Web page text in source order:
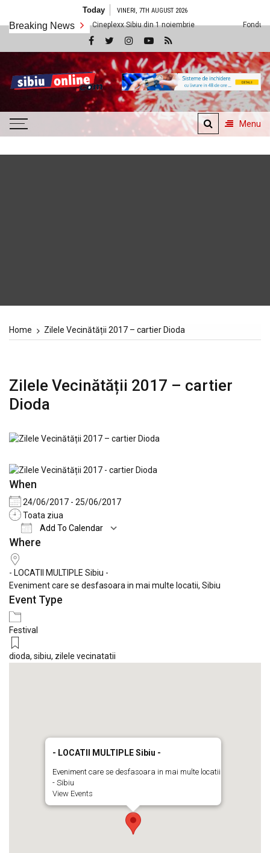
content
Today VINERI, 7TH AUGUST 2026
Breaking News
vedem la Cineplexx Sibiu din 1 noiembrie Fondul Științescu
SibiuOnline.com
… locatii si evenimente din
Sibiu!!!
Menu
Home Zilele Vecinătății 2017 – cartier Dioda
Zilele Vecinătății 2017 – cartier
Dioda
When
24/06/2017 - 25/06/2017
Toata ziua
Add To Calendar
Download ICS
Where
- LOCATII MULTIPLE Sibiu -
Eveniment care se desfasoara in mai multe locatii, Sibiu
Event Type
Festival
dioda, sibiu, zilele vecinatatii
- LOCATII MULTIPLE Sibiu -
Eveniment care se desfasoara in mai multe locatii
- Sibiu
View Events